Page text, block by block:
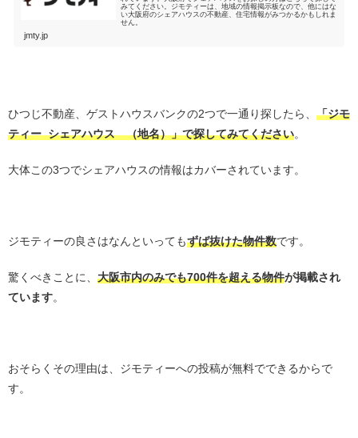
みてください。ジモティーは、地域の情報掲示板なので、他にはな
い大阪府のシェアハウスの不動産、住宅情報がみつかるかもしれま
せん。
jmty.jp
ひつじ不動産、ゲストハウスバンクの2つで一通り探したら、 「ジモ
ティー シェアハウス （地名）」で探してみてください。
大体この3つでシェアハウスの情報はカバーされています。
ジモティーの良さはなんといってもずば抜けた物件数です。
驚くべきことに、 大阪市内のみでも700件を超える物件が掲載され
ています。
おそらくその理由は、ジモティーへの投稿が無料でできるからで
す。